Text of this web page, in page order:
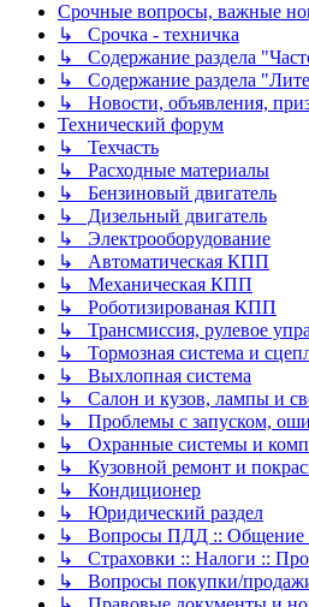
Срочные вопросы, важные
↳ Срочка - техничка
↳ Содержание раздела
↳ Содержание раздела
↳ Новости, объявления,
Технический форум
↳ Техчасть
↳ Расходные материалы
↳ Бензиновый двигатель
↳ Дизельный двигатель
↳ Электрооборудование
↳ Автоматическая КПП
↳ Механическая КПП
↳ Роботизированая КПП
↳ Трансмиссия, рулевое
↳ Тормозная система и
↳ Выхлопная система
↳ Салон и кузов, лампы и
↳ Проблемы с запуском,
↳ Охранные системы и
↳ Кузовной ремонт и
↳ Кондиционер
↳ Юридический раздел
↳ Вопросы ПДД :: Общение
↳ Страховки :: Налоги ::
↳ Вопросы покупки/